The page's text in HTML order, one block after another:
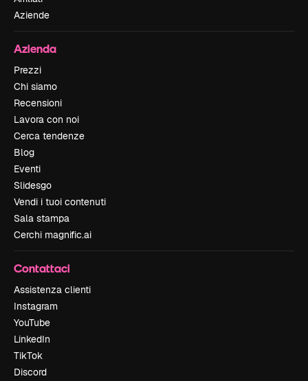
Aziende
Azienda
Prezzi
Chi siamo
Recensioni
Lavora con noi
Cerca tendenze
Blog
Eventi
Slidesgo
Vendi i tuoi contenuti
Sala stampa
Cerchi magnific.ai
Contattaci
Assistenza clienti
Instagram
YouTube
LinkedIn
TikTok
Discord